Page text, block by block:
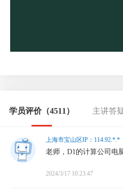
学员评价（4511） 主讲答
上海市宝山区IP：114.92.*.*
老师，D1的计算公司电
2024/3/17 10:23:47